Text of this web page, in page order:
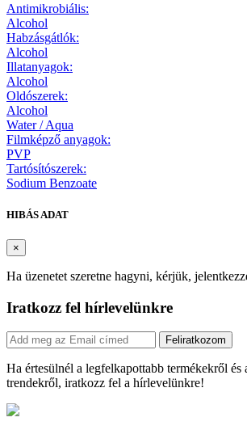
Antimikrobiális:
Alcohol
Habzásgátlók:
Alcohol
Illatanyagok:
Alcohol
Oldószerek:
Alcohol
Water / Aqua
Filmképző anyagok:
PVP
Tartósítószerek:
Sodium Benzoate
HIBÁS ADAT
×
Ha üzenetet szeretne hagyni, kérjük,
Iratkozz fel hírlevelünkre
Feliratkozom
Ha értesülnél a legfelkapottabb termékekről és
trendekről, iratkozz fel a hírlevelünkre!